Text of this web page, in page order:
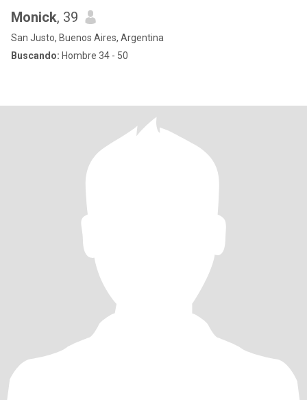
Monick, 39
San Justo, Buenos Aires, Argentina
Buscando: Hombre 34 - 50